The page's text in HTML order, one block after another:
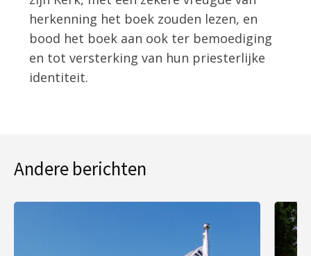
herkenning het boek zouden lezen, en
bood het boek aan ook ter bemoediging
en tot versterking van hun priesterlijke
identiteit.
Andere berichten